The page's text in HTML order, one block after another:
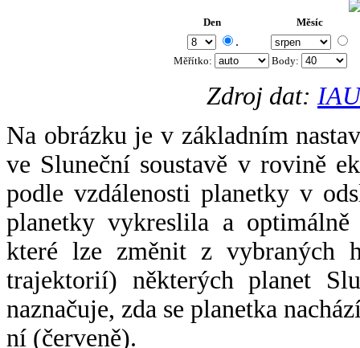
Den Měsíc
.
Měřítko: Body:
Zdroj dat:
Na obrázku je v základním
ve Sluneční soustavě v rovině
podle vzdálenosti planetky v
planetky vykreslila a
které lze změnit z vybraných
trajektorií) některých planet
naznačuje, zda se planetka
ní (červeně).